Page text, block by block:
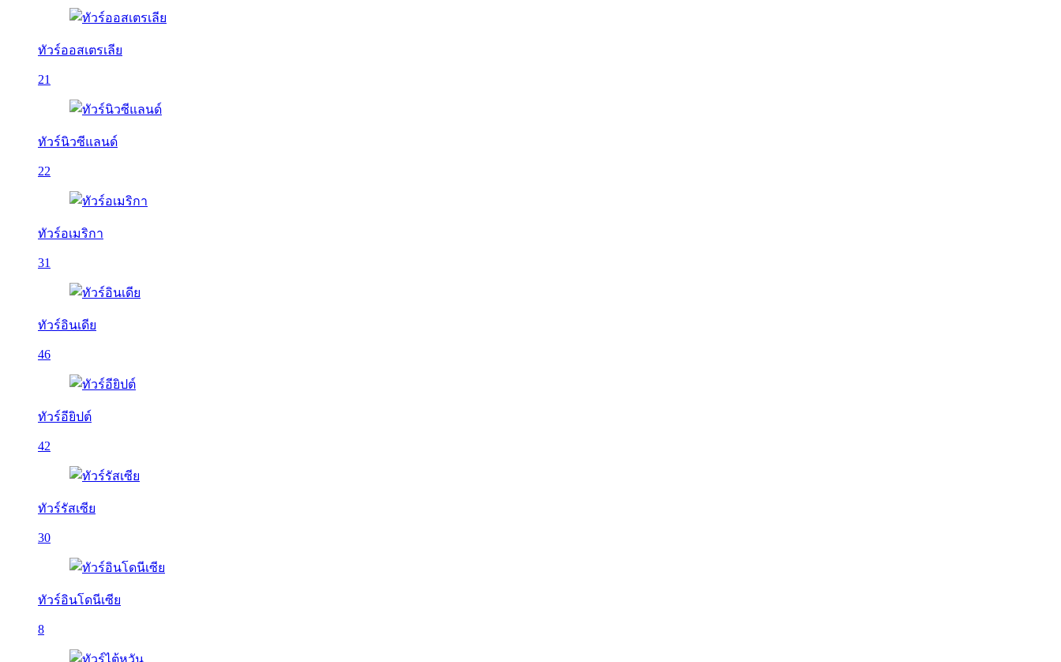
ทัวร์ออสเตรเลีย
21
ทัวร์นิวซีแลนด์
22
ทัวร์อเมริกา
31
ทัวร์อินเดีย
46
ทัวร์อียิปต์
42
ทัวร์รัสเซีย
30
ทัวร์อินโดนีเซีย
8